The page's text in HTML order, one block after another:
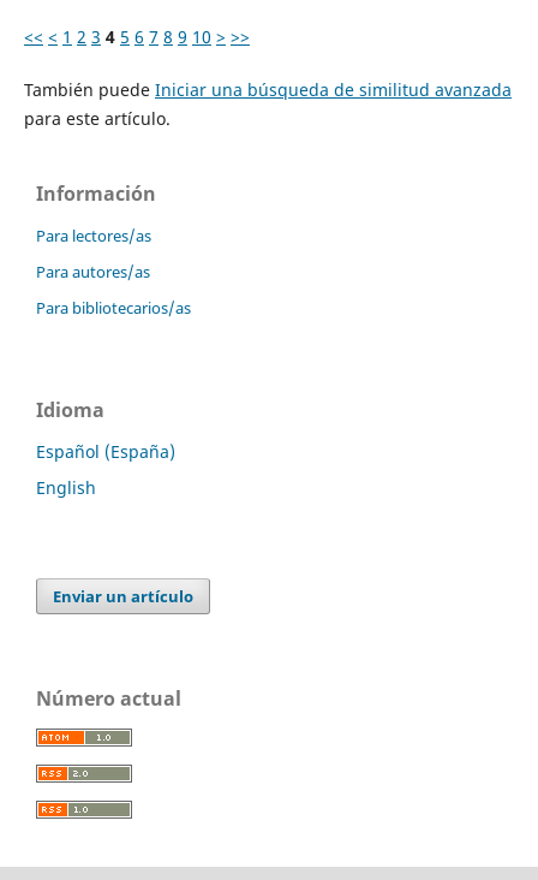
<< < 1 2 3 4 5 6 7 8 9 10 > >>
También puede Iniciar una búsqueda de similitud avanzada
para este artículo.
Información
Para lectores/as
Para autores/as
Para bibliotecarios/as
Idioma
Español (España)
English
Enviar un artículo
Número actual